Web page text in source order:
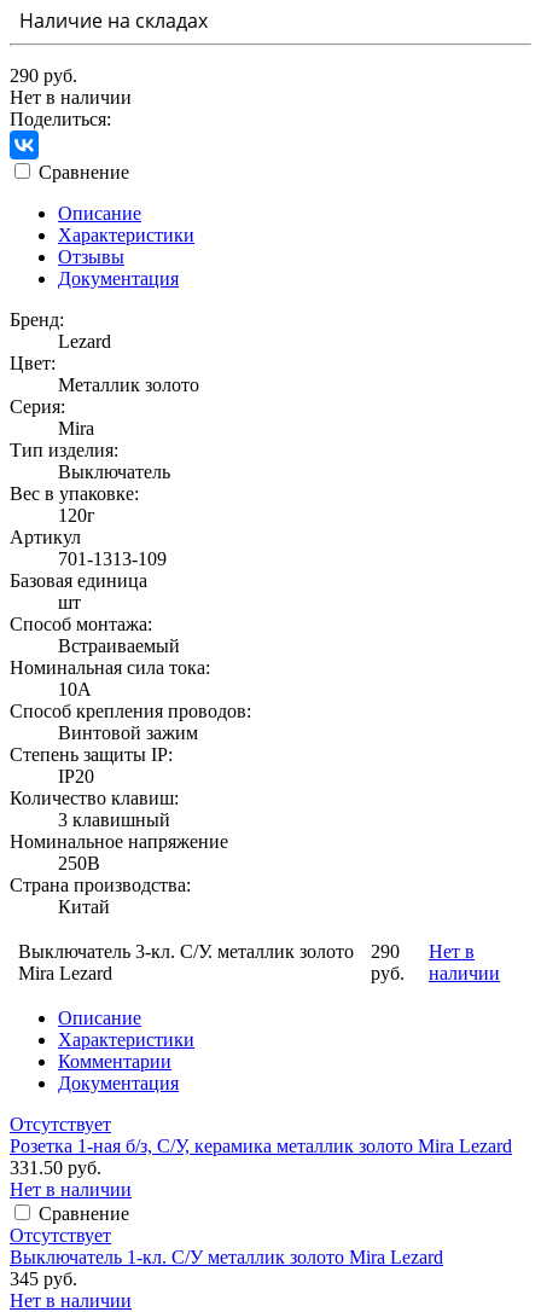
Наличие на складах
290 руб.
Нет в наличии
Поделиться:
Сравнение
Описание
Характеристики
Отзывы
Документация
Бренд:
Lezard
Цвет:
Металлик золото
Серия:
Mira
Тип изделия:
Выключатель
Вес в упаковке:
120г
Артикул
701-1313-109
Базовая единица
шт
Способ монтажа:
Встраиваемый
Номинальная сила тока:
10А
Способ крепления проводов:
Винтовой зажим
Степень защиты IP:
IP20
Количество клавиш:
3 клавишный
Номинальное напряжение
250В
Страна производства:
Китай
Выключатель 3-кл. С/У. металлик золото
Mira Lezard
290
руб.
Нет в
наличии
Описание
Характеристики
Комментарии
Документация
Отсутствует
Розетка 1-ная б/з, С/У, керамика металлик золото Mira Lezard
331.50 руб.
Нет в наличии
Сравнение
Отсутствует
Выключатель 1-кл. С/У металлик золото Mira Lezard
345 руб.
Нет в наличии